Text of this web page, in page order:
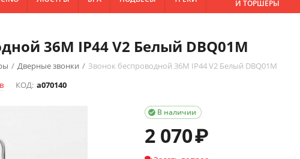
И ТОРШЕРЫ
36M IP44 V2 Белый DBQ01M
/ Дверные звонки / Звонок беспроводной 36M IP44 V2 Белый DBQ01M
КОД: a070140
В наличии

2 070₽